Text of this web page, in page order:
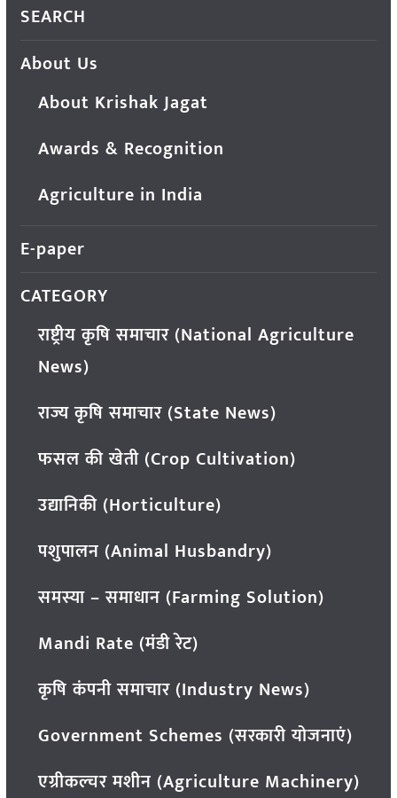
SEARCH
About Us
About Krishak Jagat
Awards & Recognition
Agriculture in India
E-paper
CATEGORY
राष्ट्रीय कृषि समाचार (National Agriculture
News)
राज्य कृषि समाचार (State News)
फसल की खेती (Crop Cultivation)
उद्यानिकी (Horticulture)
पशुपालन (Animal Husbandry)
समस्या – समाधान (Farming Solution)
Mandi Rate (मंडी रेट)
कृषि कंपनी समाचार (Industry News)
Government Schemes (सरकारी योजनाएं)
एग्रीकल्चर मशीन (Agriculture Machinery)